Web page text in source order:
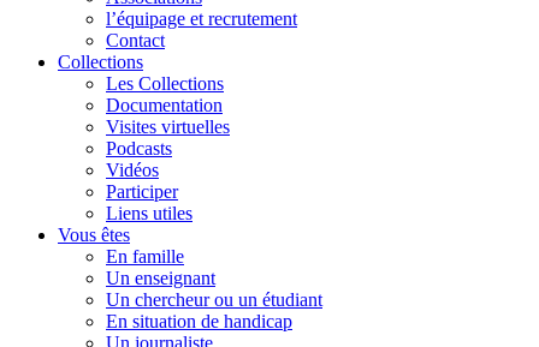
l’équipage et recrutement
Contact
Collections
Les Collections
Documentation
Visites virtuelles
Podcasts
Vidéos
Participer
Liens utiles
Vous êtes
En famille
Un enseignant
Un chercheur ou un étudiant
En situation de handicap
Un journaliste